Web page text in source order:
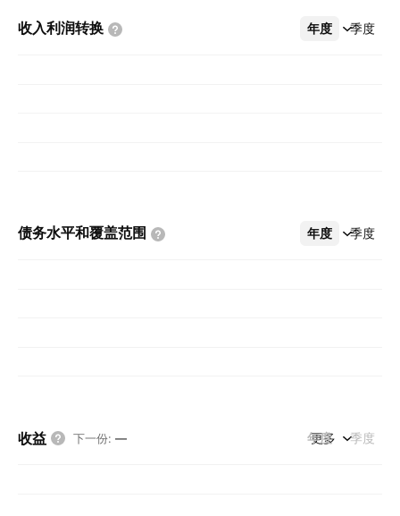
收入利润转换 年度 季度
更多
债务水平和覆盖范围 年度 季度
更多
收益 下一份: — 年度 季度
更多